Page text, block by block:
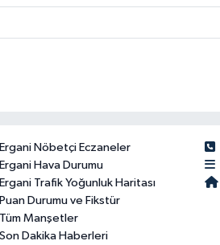
Ergani Nöbetçi Eczaneler
Ergani Hava Durumu
Ergani Trafik Yoğunluk Haritası
Puan Durumu ve Fikstür
Tüm Manşetler
Son Dakika Haberleri